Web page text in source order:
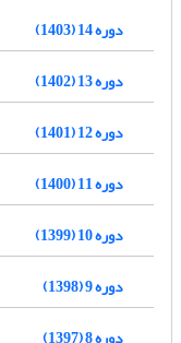
دوره 14 (1403)
دوره 13 (1402)
دوره 12 (1401)
دوره 11 (1400)
دوره 10 (1399)
دوره 9 (1398)